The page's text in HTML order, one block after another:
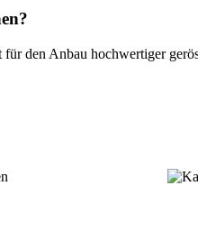
den Anbau hochwertiger